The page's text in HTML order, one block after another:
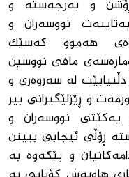
و بەرجەستە و
نووسەران و
هەموو کەسێک
مافی نووسین
لە سەروەری و
و ڕێزلێگیرانی بیر
یەکێتی نووسەران و
ڕۆڵی ئیجابی ببینن
و پێکەوە بە